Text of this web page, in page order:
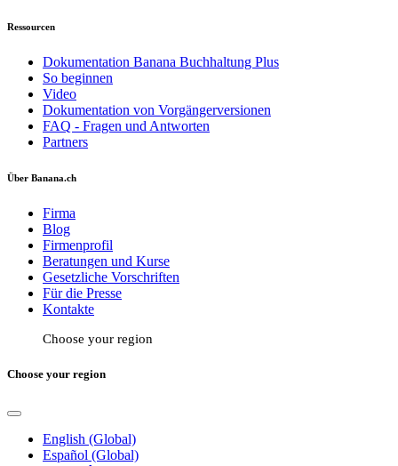
Ressourcen
Dokumentation Banana Buchhaltung Plus
So beginnen
Video
Dokumentation von Vorgängerversionen
FAQ - Fragen und Antworten
Partners
Über Banana.ch
Firma
Blog
Firmenprofil
Beratungen und Kurse
Gesetzliche Vorschriften
Für die Presse
Kontakte
Choose your region
Choose your region
English (Global)
Español (Global)